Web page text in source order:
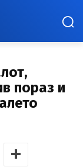
пораз и